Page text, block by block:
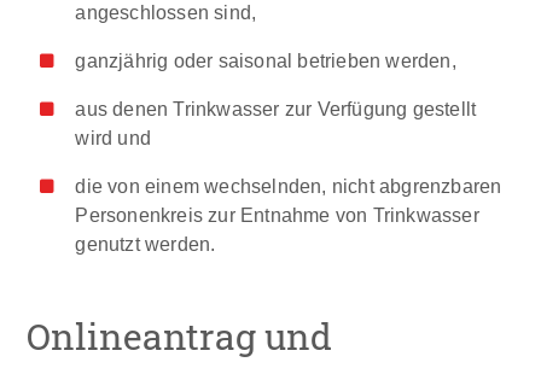
angeschlossen sind,
ganzjährig oder saisonal betrieben werden,
aus denen Trinkwasser zur Verfügung gestellt
wird und
die von einem wechselnden, nicht abgrenzbaren
Personenkreis zur Entnahme von Trinkwasser
genutzt werden.
Onlineantrag und